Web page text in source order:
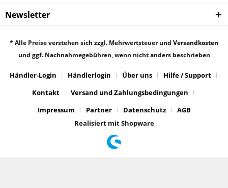
Newsletter
* Alle Preise verstehen sich zzgl. Mehrwertsteuer und Versandkosten
und ggf. Nachnahmegebühren, wenn nicht anders beschrieben
Händler-Login Händlerlogin Über uns
Hilfe / Support
Kontakt
Versand und Zahlungsbedingungen
Impressum
Partner Datenschutz
AGB
Realisiert mit Shopware